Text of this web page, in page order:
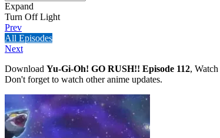
Expand
Turn Off Light
Prev
All Episodes
Next
Download Yu-Gi-Oh! GO RUSH!! Episode 112, Watch
Don't forget to watch other anime updates.